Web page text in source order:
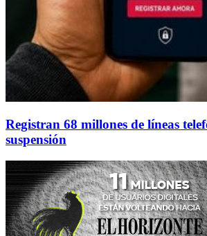
Registran 68 millones de líneas
suspensión